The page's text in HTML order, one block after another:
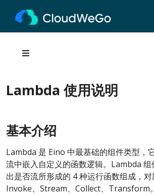
Lambda 使用说明
基本介绍
Lambda 是 Eino 中最基础的组件类型，
流中嵌入自定义的函数逻辑。Lambda
出是否流所形成的 4 种运行函数组成，
Invoke、Stream、Collect、Transform。